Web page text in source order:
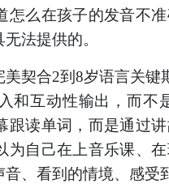
怎么在孩子的发音不
法提供的。
美契合2到8岁语言关键
和互动性输出，而不
跟读单词，而是通过
为自己在上音乐课、
音、看到的情境、感